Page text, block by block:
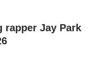
rapper Jay Park